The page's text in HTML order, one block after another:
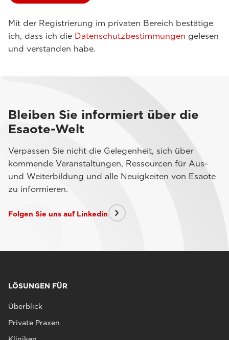
Mit der Registrierung im privaten Bereich bestätige
ich, dass ich die Datenschutzbestimmungen gelesen
und verstanden habe.
Bleiben Sie informiert über die
Esaote-Welt
Verpassen Sie nicht die Gelegenheit, sich über
kommende Veranstaltungen, Ressourcen für Aus-
und Weiterbildung und alle Neuigkeiten von Esaote
zu informieren.
Folgen Sie uns auf Linkedin
LÖSUNGEN FÜR
Überblick
Private Praxen